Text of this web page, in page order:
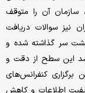
باشد، سازمان آن را متوقف
نیز سوالات دریافت
سر گذاشته شده و
این سطح از دقت و
برگزاری کنفرانس‌های
اطلاعات و کاهش